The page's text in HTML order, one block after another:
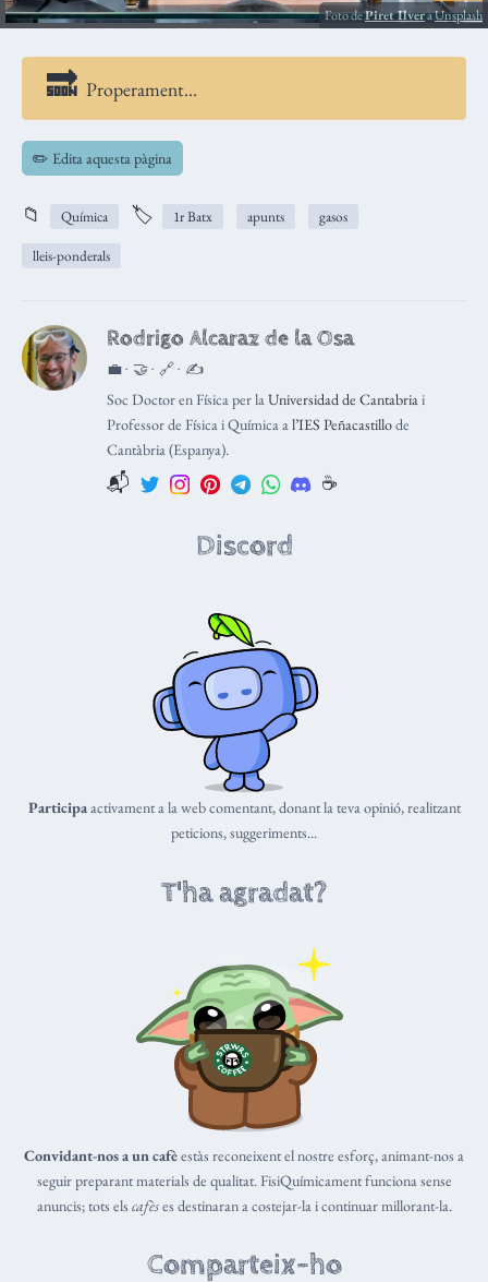
Foto dePiret IlveraUnsplash
Properament…
✏️ Edita aquesta pàgina
📁 Química 🏷️ 1r Batx apunts gasos
lleis-ponderals
Rodrigo Alcaraz de la Osa
💼 · 🤝 · 🔗 · ✍️
Soc Doctor en Física per laUniversidad de Cantabriai
Professor de Física i Química al’IES Peñacastillode
Cantàbria (Espanya).
📬 ☕️
Discord
Participaactivament a la web comentant, donant la teva opinió, realitzant
peticions, suggeriments...
T'ha agradat?
Convidant-nos a un cafèestàs reconeixent el nostre esforç, animant-nos a
seguir preparant materials de qualitat. FisiQuímicament funciona sense
anuncis; tots els cafèses destinaran a costejar-la i continuar millorant-la.
Comparteix-ho